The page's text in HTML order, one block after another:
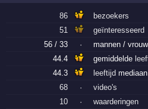
86
bezoekers
51
geïnteresseerd
56 / 33
·
mannen /
44.4
gemiddelde
44.3
leeftijd mediaan
68
·
video's
10
·
waarderingen